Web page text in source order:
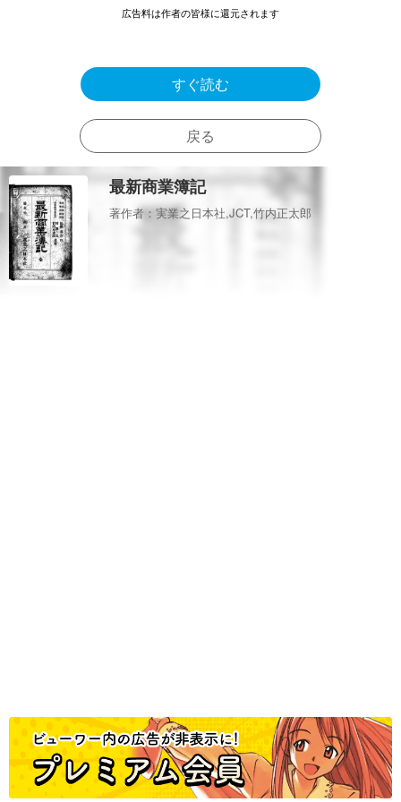
広告料は作者の皆様に還元されます
すぐ読む
戻る
最新商業簿記
著作者：実業之日本社,JCT,竹内正太郎